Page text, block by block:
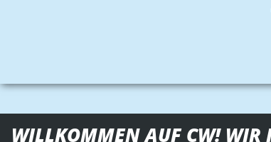
WILLKOMMEN AUF CW! WIR